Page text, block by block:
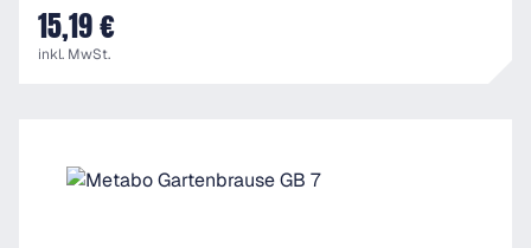
UVP
15,19 €
inkl. MwSt.